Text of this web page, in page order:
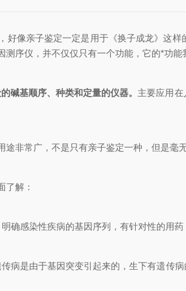
像亲子鉴定一定是用于《换子成龙》这样
序仪，并不仅仅只有一个功能，它的*功能
碱基顺序、种类和定量的仪器。 主要应用在
常广，不是只有亲子鉴定一种，但是毫无
解：
感染性疾病的基因序列，有针对性的用药
是由于基因突变引起来的，生下有遗传